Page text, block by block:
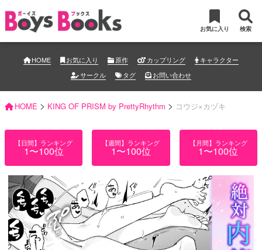
お気に入り 検索
HOME お気に入り 原作 カップリング
キャラクター
サークル
タグ お問い合わせ
HOME > KING OF PRISM by PrettyRhythm > コウジ×カヅキ
【日間】ランキング
1〜100位
【週間】ランキング
1〜100位
【月間】ランキング
1〜100位